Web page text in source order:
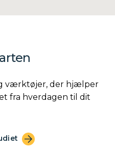
værktøjer, der hjælper
fra hverdagen til dit